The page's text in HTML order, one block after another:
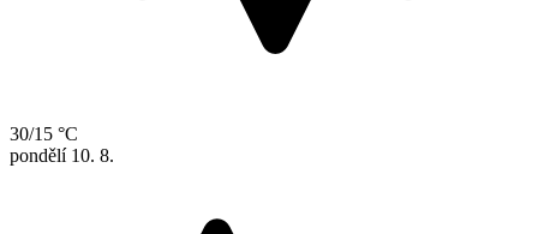
30/15 °C
pondělí 10. 8.